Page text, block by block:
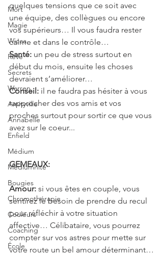
Mort
Magie
Wicca
Rêve
Secrets
Warren
Amityville
Annabelle
Enfield
Médium
Médiumnité
Bougies
Chromothérapie
Couleurs
Coaching
École
quelques tensions que ce soit avec
une équipe, des collègues ou encore
vos supérieurs… Il vous faudra rester
calme et dans le contrôle…
Santé: un peu de stress surtout en
début du mois, ensuite les choses
devraient s’améliorer…
Conseil: il ne faudra pas hésiter à vous
rapprocher des vos amis et vos
proches surtout pour sortir ce que vous
avez sur le coeur...
GEMEAUX:
Amour: si vous êtes en couple, vous
sentirez le besoin de prendre du recul
pour réfléchir à votre situation
affective… Célibataire, vous pourrez
compter sur vos astres pour mette sur
votre route un bel amour déterminant…